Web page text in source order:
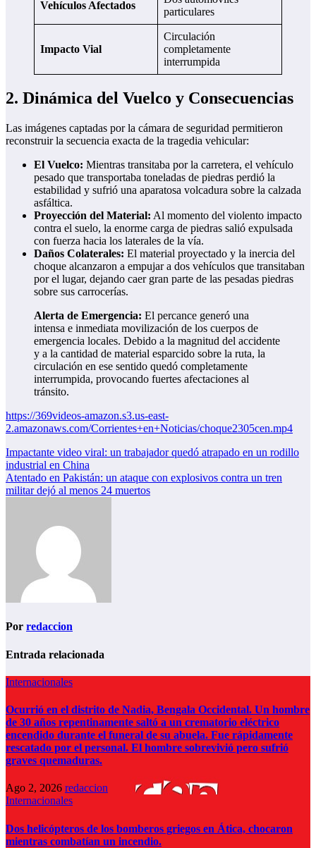
Vehículos Afectados
particulares
Impacto Vial
Circulación
completamente
interrumpida
2. Dinámica del Vuelco y Consecuencias
Las imágenes captadas por la cámara de seguridad permitieron
reconstruir la secuencia exacta de la tragedia vehicular:
El Vuelco: Mientras transitaba por la carretera, el vehículo
pesado que transportaba toneladas de piedras perdió la
estabilidad y sufrió una aparatosa volcadura sobre la calzada
asfáltica.
Proyección del Material: Al momento del violento impacto
contra el suelo, la enorme carga de piedras salió expulsada
con fuerza hacia los laterales de la vía.
Daños Colaterales: El material proyectado y la inercia del
choque alcanzaron a empujar a dos vehículos que transitaban
por el lugar, dejando caer gran parte de las pesadas piedras
sobre sus carrocerías.
Alerta de Emergencia: El percance generó una
intensa e inmediata movilización de los cuerpos de
emergencia locales. Debido a la magnitud del accidente
y a la cantidad de material esparcido sobre la ruta, la
circulación en ese sentido quedó completamente
interrumpida, provocando fuertes afectaciones al
tránsito.
https://369videos-amazon.s3.us-east-
2.amazonaws.com/Corrientes+en+Noticias/choque2305cen.mp4
Navegación
de
entradas
Impactante video viral: un trabajador quedó atrapado en un rodillo
industrial en China
Atentado en Pakistán: un ataque con explosivos contra un tren
militar dejó al menos 24 muertos
Por redaccion
Entrada relacionada
Internacionales
Ocurrió en el distrito de Nadia, Bengala Occidental. Un hombre
de 30 años repentinamente saltó a un crematorio eléctrico
encendido durante el funeral de su abuela. Fue rápidamente
rescatado por el personal. El hombre sobrevivió pero sufrió
graves quemaduras.
Ago 2, 2026 redaccion
Internacionales
Dos helicópteros de los bomberos griegos en Ática, chocaron
mientras combatían un incendio.